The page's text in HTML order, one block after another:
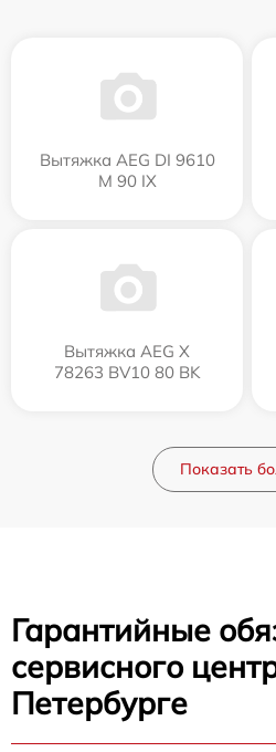
Вытяжка AEG DI 9610
M 90 IX
Вытяжка AEG X
78263 BV10 80 BK
Показать
Гарантийные
сервисного
Петербурге